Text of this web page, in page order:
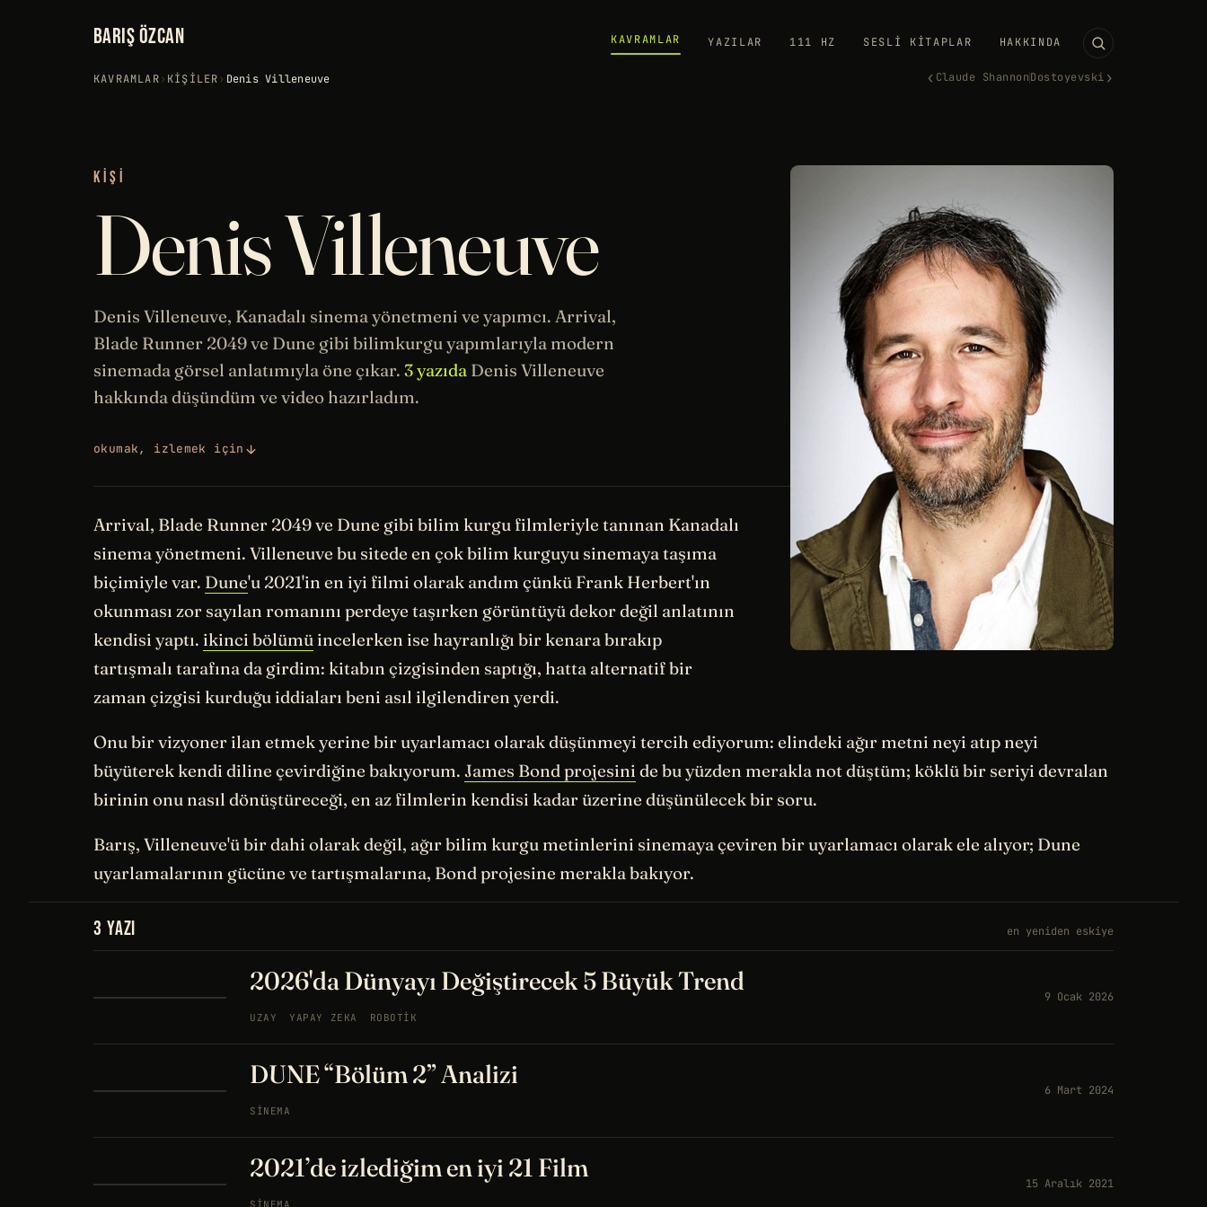
BARIŞ ÖZCAN KAVRAMLAR YAZILAR 111 HZ SESLI KITAPLAR HAKKINDA
KAVRAMLAR› KIŞILER› Denis Villeneuve ‹ Claude ShannonDostoyevski ›
KIŞI
Denis Villeneuve
Denis Villeneuve, Kanadalı sinemayönetmeni ve yapımcı. Arrival,
Blade Runner 2049 ve Dune gibi bilimkurgu yapımlarıyla modern
sinemada görsel anlatımıyla öne çıkar. 3 yazıda Denis Villeneuve
hakkında düşündüm ve video hazırladım.
okumak, izlemek için
Arrival, Blade Runner 2049 ve Dune gibi bilim kurgu filmleriyle tanınan Kanadalı
sinema yönetmeni. Villeneuve bu sitede en çok bilim kurguyu sinemaya taşıma
biçimiyle var. Dune'u 2021'in en iyi filmi olarak andım çünkü Frank Herbert'ın
okunması zor sayılan romanını perdeye taşırken görüntüyü dekor değil anlatının
kendisi yaptı. ikinci bölümü incelerken ise hayranlığı bir kenara bırakıp
tartışmalı tarafına da girdim: kitabın çizgisinden saptığı, hatta alternatif bir
zaman çizgisi kurduğu iddiaları beni asıl ilgilendiren yerdi.
Onu bir vizyoner ilan etmek yerine bir uyarlamacı olarak düşünmeyi tercih ediyorum: elindeki ağır metni neyi atıp neyi
büyüterek kendi diline çevirdiğine bakıyorum. James Bond projesini de bu yüzden merakla not düştüm; köklü bir seriyi devralan
birinin onu nasıl dönüştüreceği, en az filmlerin kendisi kadar üzerine düşünülecek bir soru.
Barış, Villeneuve'ü bir dahi olarak değil, ağır bilim kurgu metinlerini sinemaya çeviren bir uyarlamacı olarak ele alıyor; Dune
uyarlamalarının gücüne ve tartışmalarına, Bond projesine merakla bakıyor.
3 YAZI en yeniden eskiye
2026'da Dünyayı Değiştirecek 5 Büyük Trend
UZAY YAPAY ZEKA ROBOTIK
9 Ocak 2026
DUNE “Bölüm 2” Analizi
SINEMA
6 Mart 2024
2021’de izlediğim en iyi 21 Film
SINEMA
15 Aralık 2021